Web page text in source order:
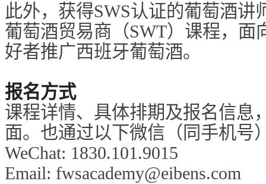
此外，获得SWS认证的葡萄酒
葡萄酒贸易商（SWT）课程，面
好者推广西班牙葡萄酒。
报名方式
课程详情、具体排期及报名信息
面。也通过以下微信（同手机号
WeChat: 1830.101.9015
Email: fwsacademy@eibens.com